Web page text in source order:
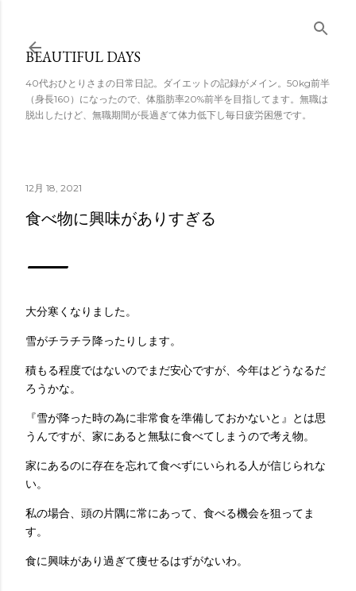
スキップしてメ
イン コンテンツ
に移動
BEAUTIFUL DAYS
40代おひとりさまの日常日記。ダイエットの記録がメイン。50kg前半
（身長160）になったので、体脂肪率20%前半を目指してます。無職は
脱出したけど、無職期間が長過ぎて体力低下し毎日疲労困憊です。
12月 18, 2021
食べ物に興味がありすぎる
大分寒くなりました。
雪がチラチラ降ったりします。
積もる程度ではないのでまだ安心ですが、今年はどうなるだ
ろうかな。
『雪が降った時の為に非常食を準備しておかないと』とは思
うんですが、家にあると無駄に食べてしまうので考え物。
家にあるのに存在を忘れて食べずにいられる人が信じられな
い。
私の場合、頭の片隅に常にあって、食べる機会を狙ってま
す。
食に興味があり過ぎて痩せるはずがないわ。